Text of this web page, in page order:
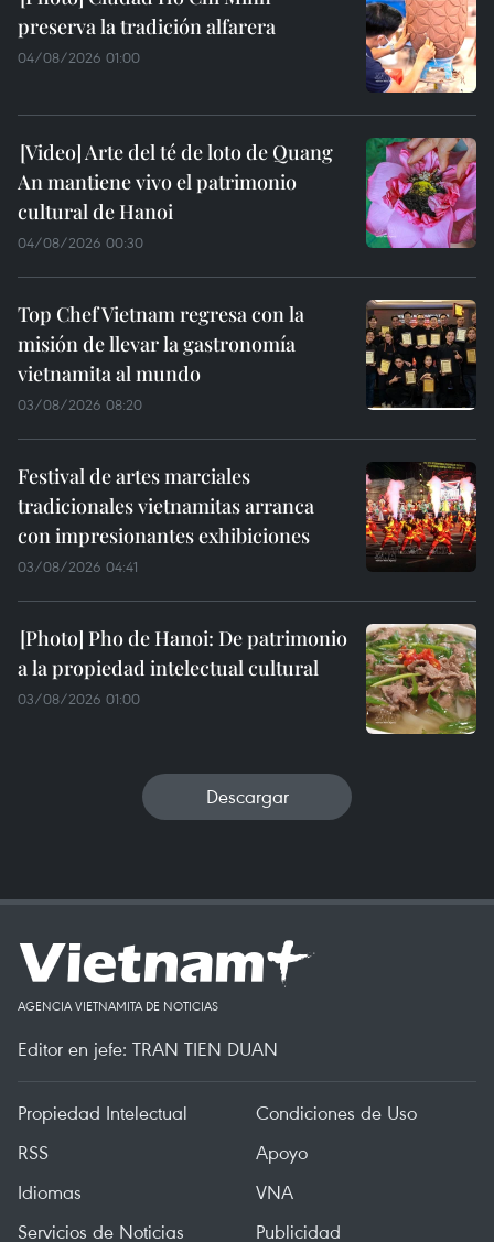
preserva la tradición alfarera
04/08/2026 01:00
Arte del té de loto de Quang
An mantiene vivo el patrimonio
cultural de Hanoi
04/08/2026 00:30
Top Chef Vietnam regresa con la
misión de llevar la gastronomía
vietnamita al mundo
03/08/2026 08:20
Festival de artes marciales
tradicionales vietnamitas arranca
con impresionantes exhibiciones
03/08/2026 04:41
Pho de Hanoi: De patrimonio
a la propiedad intelectual cultural
03/08/2026 01:00
Descargar
AGENCIA VIETNAMITA DE NOTICIAS
Editor en jefe: TRAN TIEN DUAN
Propiedad Intelectual
Condiciones de Uso
RSS
Apoyo
Idiomas
VNA
Servicios de Noticias
Publicidad